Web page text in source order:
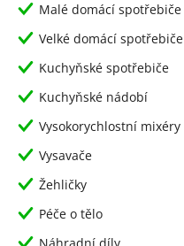
Malé domácí spotřebiče
Velké domácí spotřebiče
Kuchyňské spotřebiče
Kuchyňské nádobí
Vysokorychlostní mixéry
Vysavače
Žehličky
Péče o tělo